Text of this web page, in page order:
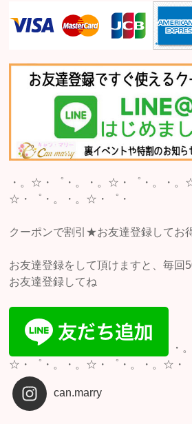
・。☆・゜・。・。☆・゜・。・。
☆・゜・。・。☆・゜・
クーポンで割引★お友達登録してお
お友達登録をして頂けますと、毎回
お友達登録してね
・
☆・゜・。・。☆・゜・。・。☆・
can.marry